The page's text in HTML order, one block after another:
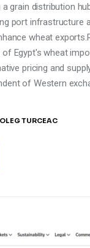
grain distribution
port infrastructure
wheat
of Egypt's wheat
pricing and
of Western
OLEG TURCEAC